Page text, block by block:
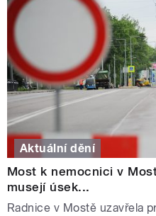
Aktuální dění
Most k nemocnici v
musejí úsek...
Radnice v Mostě uzavřela